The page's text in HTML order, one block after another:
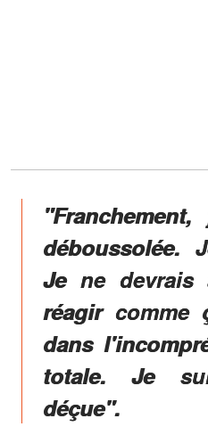
déboussolée.
Je ne devrais
réagir comme
dans
totale. Je
déçue".